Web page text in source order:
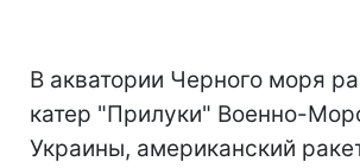
В акватории Черного моря
катер "Прилуки" Военно-
Украины, американский